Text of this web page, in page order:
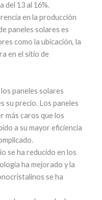
del 13 al 16%.
en la producción
paneles solares es
como la ubicación, la
en el sitio de
paneles solares
su precio. Los paneles
más caros que los
a su mayor eficiencia
se ha reducido en los
ha mejorado y la
se ha